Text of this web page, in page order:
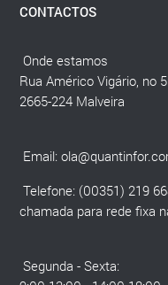
CONTACTOS
Onde estamos
Rua Américo Vigário, no
2665-224 Malveira
Email:
Telefone: (00351) 219
chamada para rede fixa
Segunda - Sexta: